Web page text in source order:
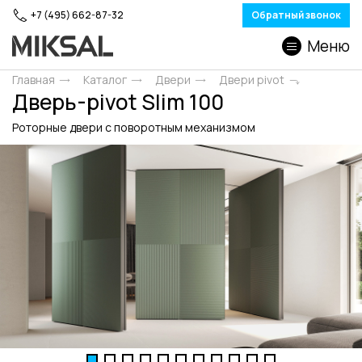
+7 (495) 662-87-32 Обратный звонок
Меню
Главная Каталог Двери Двери pivot
Дверь-pivot Slim 100
Роторные двери c поворотным механизмом